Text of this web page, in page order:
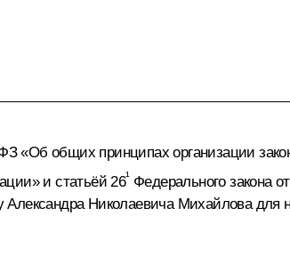
«Об общих принципах организации
и статьёй 26¹Федерального закона
Николаевича Михайлова для